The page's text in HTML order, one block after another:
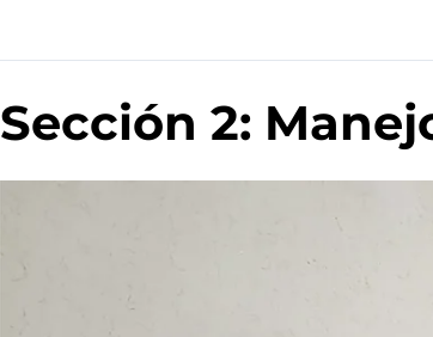
Sección 2: